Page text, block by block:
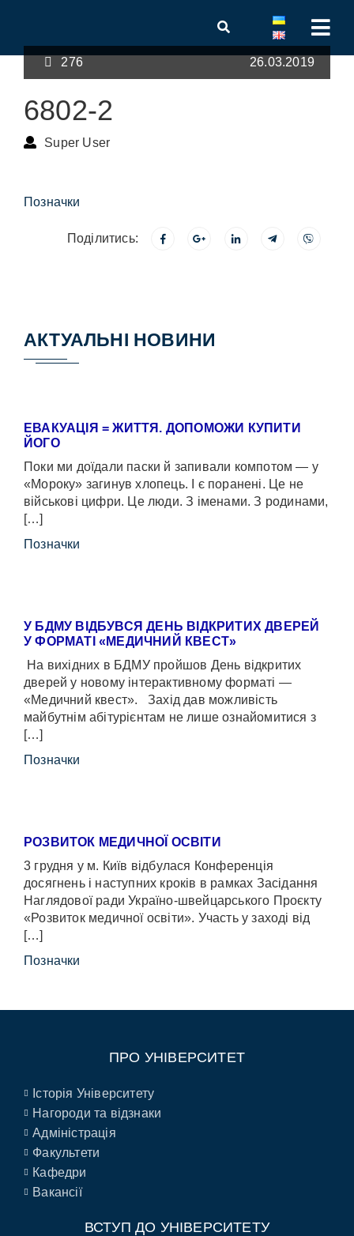
276 26.03.2019
6802-2
Super User
Позначки
Поділитись:
АКТУАЛЬНІ НОВИНИ
ЕВАКУАЦІЯ = ЖИТТЯ. ДОПОМОЖИ КУПИТИ
ЙОГО
Поки ми доїдали паски й запивали компотом — у
«Мороку» загинув хлопець. І є поранені. Це не
військові цифри. Це люди. З іменами. З родинами,
[…]
Позначки
У БДМУ ВІДБУВСЯ ДЕНЬ ВІДКРИТИХ ДВЕРЕЙ
У ФОРМАТІ «МЕДИЧНИЙ КВЕСТ»
На вихідних в БДМУ пройшов День відкритих
дверей у новому інтерактивному форматі —
«Медичний квест». Захід дав можливість
майбутнім абітурієнтам не лише ознайомитися з
[…]
Позначки
РОЗВИТОК МЕДИЧНОЇ ОСВІТИ
3 грудня у м. Київ відбулася Конференція
досягнень і наступних кроків в рамках Засідання
Наглядової ради Україно-швейцарського Проєкту
«Розвиток медичної освіти». Участь у заході від
[…]
Позначки
ПРО УНІВЕРСИТЕТ
Історія Університету
Нагороди та відзнаки
Адміністрація
Факультети
Кафедри
Вакансії
ВСТУП ДО УНІВЕРСИТЕТУ